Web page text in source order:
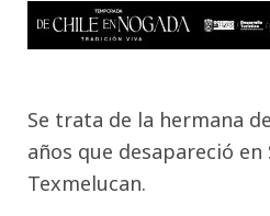
Se trata de la hermana
años que desapareció
Texmelucan.